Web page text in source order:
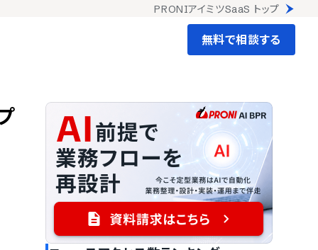
PRONIアイミツSaaS トップ
無料で相談する